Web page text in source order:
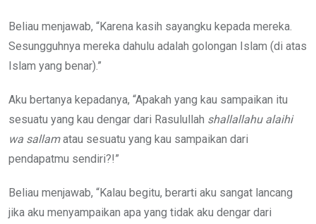
Beliau menjawab, “Karena kasih sayangku kepada mereka.
Sesungguhnya mereka dahulu adalah golongan Islam (di atas
Islam yang benar).”
Aku bertanya kepadanya, “Apakah yang kau sampaikan itu
sesuatu yang kau dengar dari Rasulullah shallallahu alaihi
wa sallamatau sesuatu yang kau sampaikan dari
pendapatmu sendiri?!”
Beliau menjawab, “Kalau begitu, berarti aku sangat lancang
jika aku menyampaikan apa yang tidak aku dengar dari